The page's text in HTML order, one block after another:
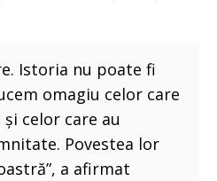
Istoria nu poate fi
omagiu celor care
celor care au
Povestea lor
a afirmat